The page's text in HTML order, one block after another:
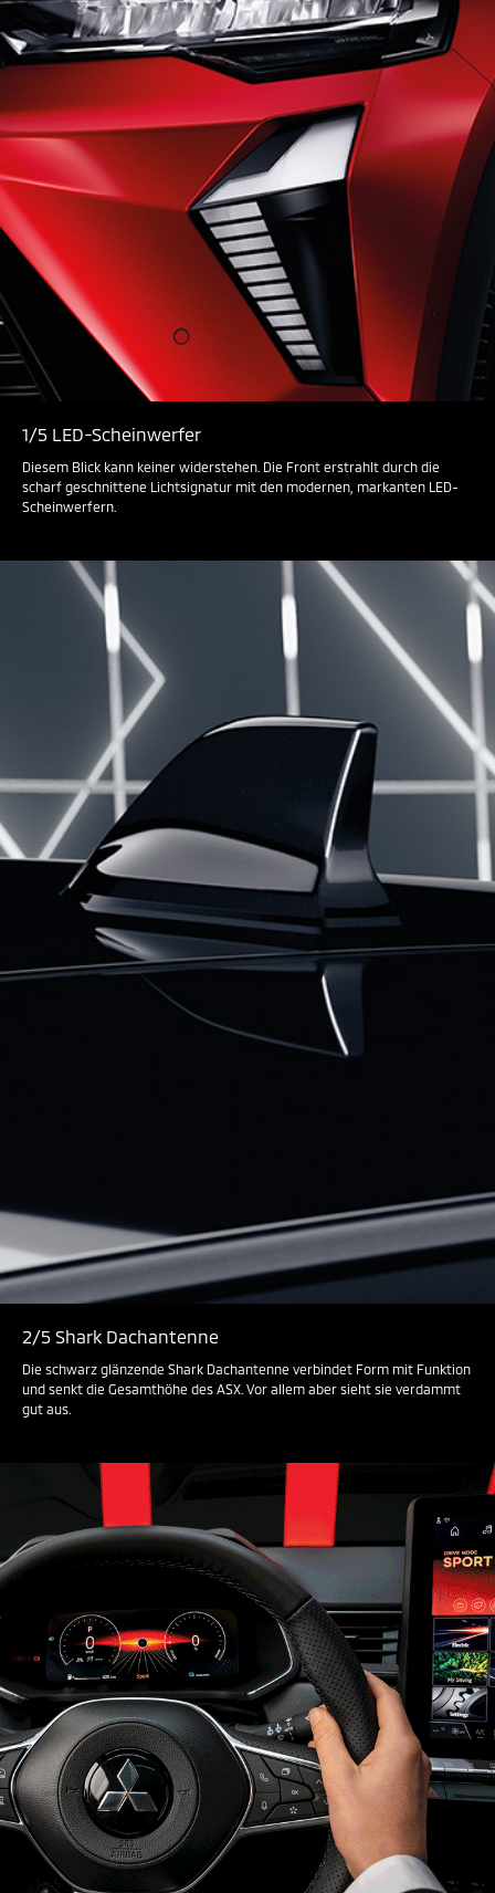
1/5 LED-Scheinwerfer
Diesem Blick kann keiner widerstehen. Die Front erstrahlt durch die
scharf geschnittene Lichtsignatur mit den modernen, markanten LED-
Scheinwerfern.
2/5 Shark Dachantenne
Die schwarz glänzende Shark Dachantenne verbindet Form mit Funktion
und senkt die Gesamthöhe des ASX. Vor allem aber sieht sie verdammt
gut aus.